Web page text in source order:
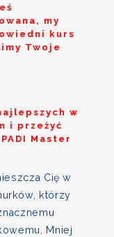
my
kurs
Twoje
w
i przeżyć
Master
Cię w
którzy
Mniej